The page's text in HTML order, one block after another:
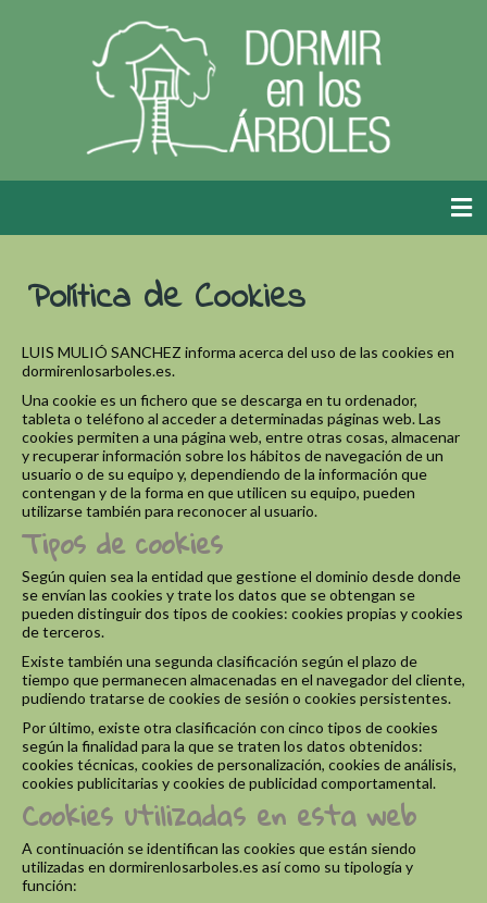
Política de Cookies
LUIS MULIÓ SANCHEZ informa acerca del uso de las cookies en
dormirenlosarboles.es.
Una cookie es un fichero que se descarga en tu ordenador,
tableta o teléfono al acceder a determinadas páginas web. Las
cookies permiten a una página web, entre otras cosas, almacenar
y recuperar información sobre los hábitos de navegación de un
usuario o de su equipo y, dependiendo de la información que
contengan y de la forma en que utilicen su equipo, pueden
utilizarse también para reconocer al usuario.
Tipos de cookies
Según quien sea la entidad que gestione el dominio desde donde
se envían las cookies y trate los datos que se obtengan se
pueden distinguir dos tipos de cookies: cookies propias y cookies
de terceros.
Existe también una segunda clasificación según el plazo de
tiempo que permanecen almacenadas en el navegador del cliente,
pudiendo tratarse de cookies de sesión o cookies persistentes.
Por último, existe otra clasificación con cinco tipos de cookies
según la finalidad para la que se traten los datos obtenidos:
cookies técnicas, cookies de personalización, cookies de análisis,
cookies publicitarias y cookies de publicidad comportamental.
Cookies utilizadas en esta web
A continuación se identifican las cookies que están siendo
utilizadas en dormirenlosarboles.es así como su tipología y
función: